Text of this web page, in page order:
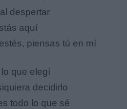
despertar
aquí
piensas tú en mí
que elegí
decidirlo
todo lo que sé